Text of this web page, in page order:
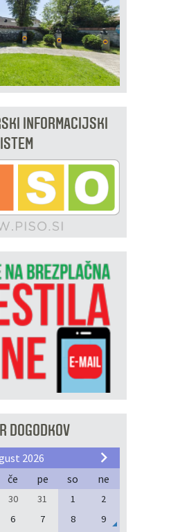
INFORMACIJSKI
DOGODKOV
2026
če pe so ne
30 31 1
2
6 7 8
9